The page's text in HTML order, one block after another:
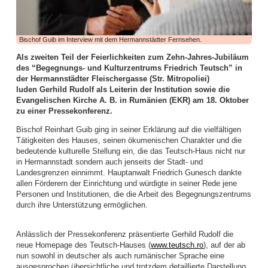
Halbjahres lässt sich auf jeden Fall sehen, wie dies die zahlreichen
Aktivitäten dokumentieren.
Die Frauenarbeit begann mit einem aufgabenreichen Auftakt das neue Jahr:
Am zweiten Arbeitswochenende im Januar kamen Frauen aus allen Bezirken
zur Vorbereitung des WGT 2026 im Elimheim in Michelsberg zusammen. Sie
folgten der Einladung des Organisatorinnenteams, um Nigeria und seine
Einwohner kennenzulernen, den Bibeltext aus Matthäus 11,28-30 zu
vertiefen, die Lieder einzuüben und den Gottesdienst nach der Ordnung der
nigerianischen Frauen zu feiern, um gerüstet und informiert in ihre
Gemeinden zurückzukehren.
Höhepunkt dieser Landesweiten Werkstatt für WGT-Multiplikatorinnen war ein
Zoom-Gespräch mit Priester Emeka Emeakaroha, der sich zu dem Zeitpunkt
in Ihitte befand und sein soziales Projekt in Wort und Bild vorstellte. Die
Teilnehmerinnen waren zutiefst beeindruckt. Für dieses Krankenhaus, bei
dem über 70.000 Menschen aus der Region medizinische Verpflegung
erhalten, und die Schule, wo über 900 Kindern Zugang zu Bildung geboten
wird, ist dann auch die Kollekte des WGT in unserer Landeskirche
eingehoben worden.
Im Februar boten Frauen einen Entspannungsnachmittag an: der Einladung
der Mitarbeiterinnen der Frauenarbeit folgten Mitte Februar viel mehr Frauen
als erwartet. Juliane Topârcean (Hermannstadt) stellte zwei Methoden vor:
PME (progressive Muskelentspannung nach Jacobsen) und Qigong. Die
Bischof Guib im Interview mit dem Hermannstädter Fernsehen.
Als zweiten Teil der Feierlichkeiten zum Zehn-Jahres-Jubiläum
des “Begegnungs- und Kulturzentrums Friedrich Teutsch” in
der Hermannstädter Fleischergasse (Str. Mitropoliei)
ludenGerhild Rudolf als Leiterin der Institution sowie die
Evangelischen Kirche A. B. in Rumänien (EKR) am 18. Oktober
zu einer Pressekonferenz.
Bischof Reinhart Guib ging in seiner Erklärung auf die vielfältigen
Tätigkeiten des Hauses, seinen ökumenischen Charakter und die
bedeutende kulturelle Stellung ein, die das Teutsch-Haus nicht nur
in Hermannstadt sondern auch jenseits der Stadt- und
Landesgrenzen einnimmt. Hauptanwalt Friedrich Gunesch dankte
allen Förderern der Einrichtung und würdigte in seiner Rede jene
Personen und Institutionen, die die Arbeit des Begegnungszentrums
durch ihre Unterstützung ermöglichen.
Anlässlich der Pressekonferenz präsentierte Gerhild Rudolf die
neue Homepage des Teutsch-Hauses (www.teutsch.ro), auf der ab
nun sowohl in deutscher als auch rumänischer Sprache eine